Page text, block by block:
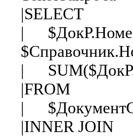
|SELECT
|
|
|FROM
|
|INNER JOIN